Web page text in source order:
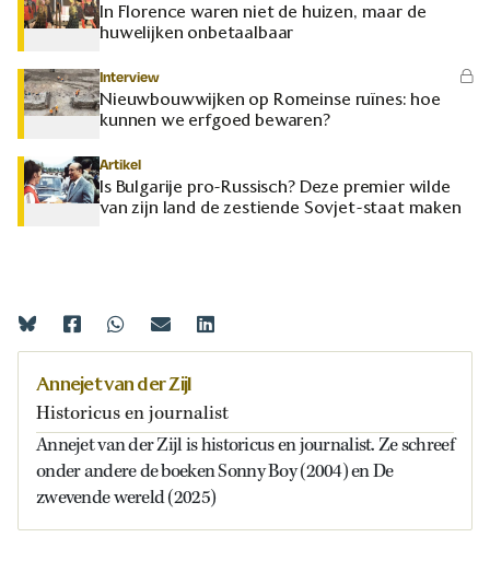
In Florence waren niet de huizen, maar de
huwelijken onbetaalbaar
Interview
Nieuwbouwwijken op Romeinse ruïnes: hoe
kunnen we erfgoed bewaren?
Artikel
Is Bulgarije pro-Russisch? Deze premier wilde
van zijn land de zestiende Sovjet-staat maken
Annejet van der Zijl
Historicus en journalist
Annejet van der Zijl is historicus en journalist. Ze schreef
onder andere de boeken Sonny Boy (2004) en De
zwevende wereld (2025)